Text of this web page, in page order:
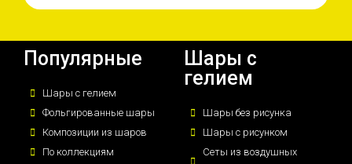
Популярные
Шары с гелием
Фольгированные шары
Композиции из шаров
По коллекциям
Шары с
гелием
Шары без рисунка
Шары с рисунком
Сеты из воздушных